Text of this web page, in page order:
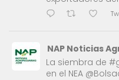
NAP Noticias
La siembra de
en el NEA